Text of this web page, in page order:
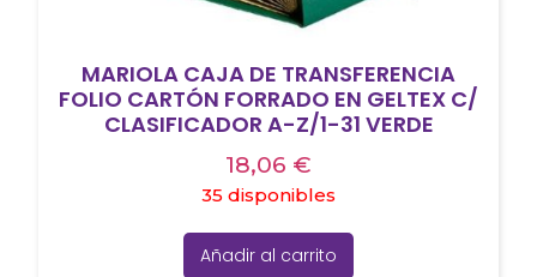
MARIOLA CAJA DE TRANSFERENCIA
FOLIO CARTÓN FORRADO EN GELTEX C/
CLASIFICADOR A-Z/1-31 VERDE
18,06 €
35 disponibles
Añadir al carrito